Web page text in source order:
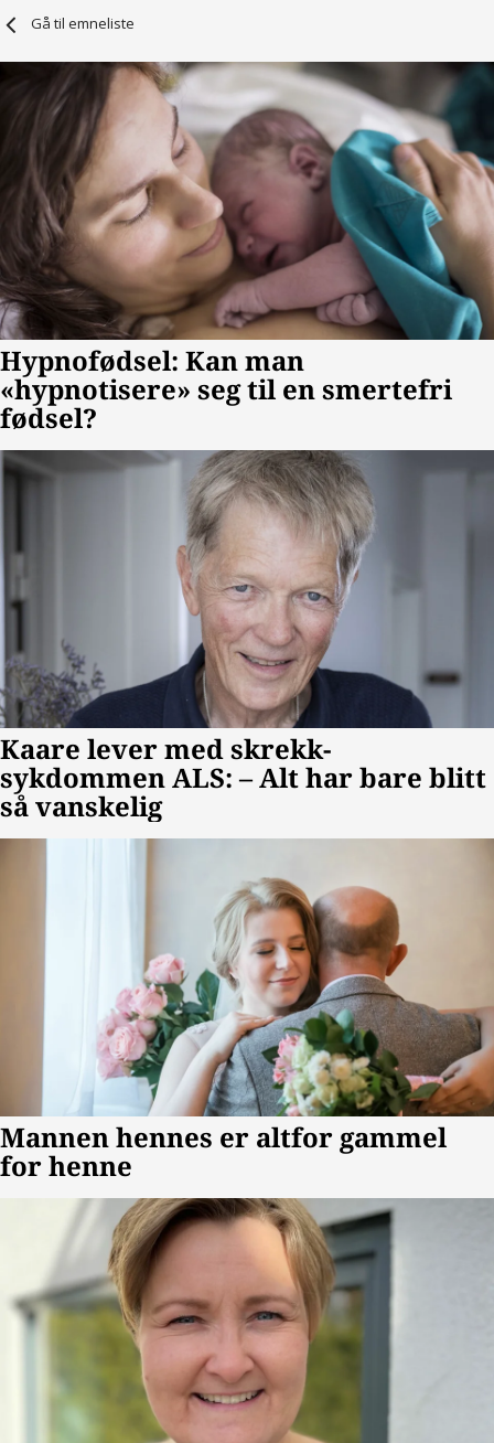
Gå til emneliste